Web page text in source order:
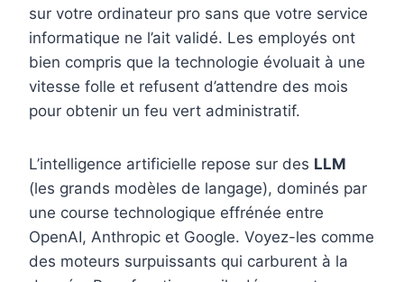
sur votre ordinateur pro sans que votre service
informatique ne l’ait validé. Les employés ont
bien compris que la technologie évoluait à une
vitesse folle et refusent d’attendre des mois
pour obtenir un feu vert administratif.
L’intelligence artificielle repose sur des LLM
(les grands modèles de langage), dominés par
une course technologique effrénée entre
OpenAI, Anthropic et Google. Voyez-les comme
des moteurs surpuissants qui carburent à la